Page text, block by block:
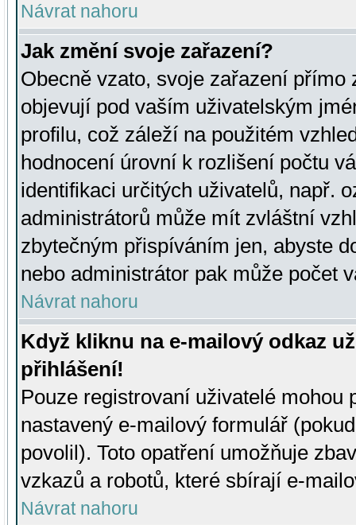
Návrat nahoru
Jak změní svoje zařazení?
Obecně vzato, svoje zařazení přímo
objevují pod vaším uživatelským
profilu, což záleží na použitém
hodnocení úrovní k rozlišení počtu
identifikaci určitých uživatelů, např.
administrátorů může mít zvláštní
zbytečným přispíváním jen, abyste
nebo administrátor pak může počet
Návrat nahoru
Když kliknu na e-mailový odkaz
přihlášení!
Pouze registrovaní uživatelé mohou
nastavený e-mailový formulář
povolil). Toto opatření umožňuje
vzkazů a robotů, které sbírají e-
Návrat nahoru